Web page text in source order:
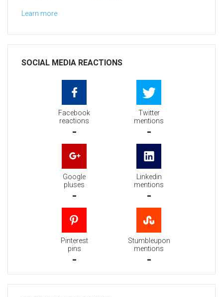
Learn more
SOCIAL MEDIA REACTIONS
Facebook
reactions
-
Twitter
mentions
-
Google
pluses
-
Linkedin
mentions
-
Pinterest
pins
-
Stumbleupon
mentions
-